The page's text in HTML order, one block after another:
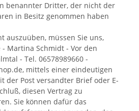
benannter Dritter, der nicht der
in Besitz genommen haben
auszuüben, müssen Sie uns,
Martina Schmidt - Vor den
- Tel. 06578989660 -
.de, mittels einer eindeutigen
der Post versandter Brief oder E-
diesen Vertrag zu
Sie können dafür das